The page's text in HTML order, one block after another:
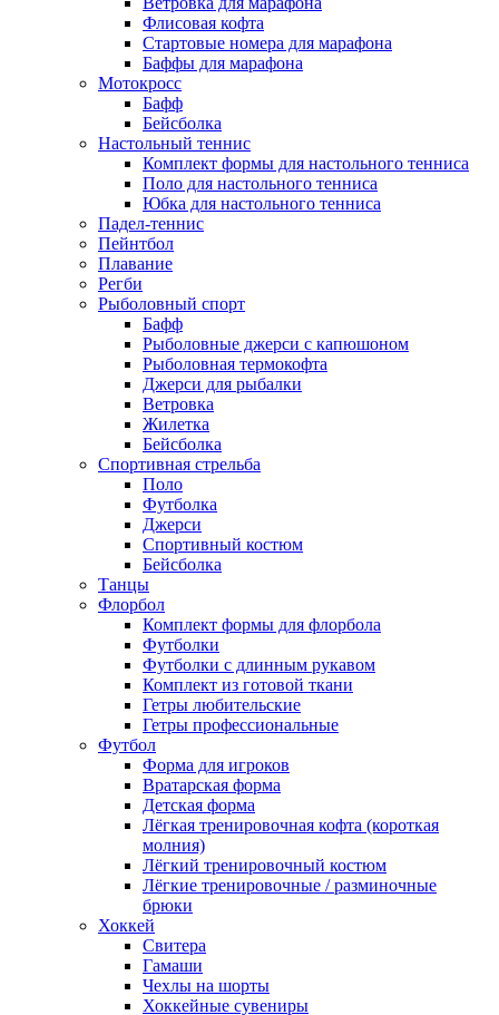
Флисовая кофта
Стартовые номера для марафона
Баффы для марафона
Мотокросс
Бафф
Бейсболка
Настольный теннис
Комплект формы для настольного тенниса
Поло для настольного тенниса
Юбка для настольного тенниса
Падел-теннис
Пейнтбол
Плавание
Регби
Рыболовный спорт
Бафф
Рыболовные джерси с капюшоном
Рыболовная термокофта
Джерси для рыбалки
Ветровка
Жилетка
Бейсболка
Спортивная стрельба
Поло
Футболка
Джерси
Спортивный костюм
Бейсболка
Танцы
Флорбол
Комплект формы для флорбола
Футболки
Футболки с длинным рукавом
Комплект из готовой ткани
Гетры любительские
Гетры профессиональные
Футбол
Форма для игроков
Вратарская форма
Детская форма
Лёгкая тренировочная кофта (короткая
молния)
Лёгкий тренировочный костюм
Лёгкие тренировочные / разминочные
брюки
Хоккей
Свитера
Гамаши
Чехлы на шорты
Хоккейные сувениры